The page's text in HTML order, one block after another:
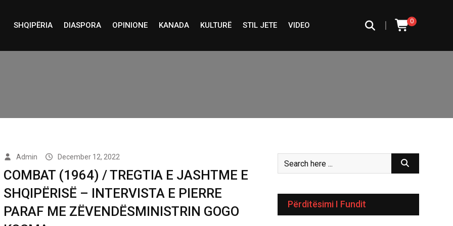
SHQIPËRIA DIASPORA OPINIONE KANADA KULTURË STIL JETE VIDEO 0
|
Admin December 12, 2022
COMBAT (1964) / TREGTIA E JASHTME E
SHQIPËRISË – INTERVISTA E PIERRE
PARAF ME ZËVENDËSMINISTRIN GOGO
Përditësimi I Fundit